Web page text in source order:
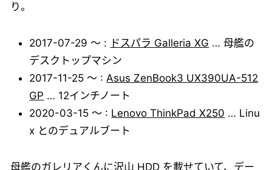
り。
2017-07-29 ～ : ドスパラ Galleria XG … 母艦の
デスクトップマシン
2017-11-25 ～ :Asus ZenBook3 UX390UA-512
GP … 12インチノート
2020-03-15 ～ : Lenovo ThinkPad X250 … Linu
x とのデュアルブート
母艦のガレリアくんに沢山 HDD を載せていて、デー